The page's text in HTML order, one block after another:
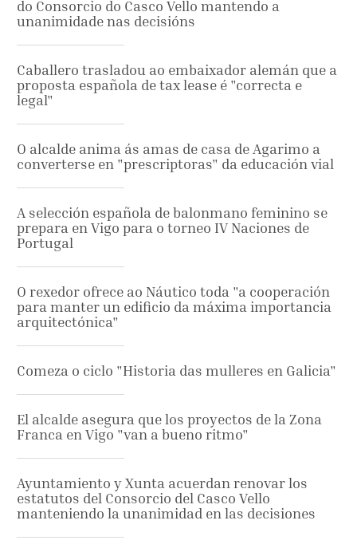
do Consorcio do Casco Vello mantendo a
unanimidade nas decisións
Caballero trasladou ao embaixador alemán que a
proposta española de tax lease é "correcta e
legal"
O alcalde anima ás amas de casa de Agarimo a
converterse en "prescriptoras" da educación vial
A selección española de balonmano feminino se
prepara en Vigo para o torneo IV Naciones de
Portugal
O rexedor ofrece ao Náutico toda "a cooperación
para manter un edificio da máxima importancia
arquitectónica"
Comeza o ciclo "Historia das mulleres en Galicia"
El alcalde asegura que los proyectos de la Zona
Franca en Vigo "van a bueno ritmo"
Ayuntamiento y Xunta acuerdan renovar los
estatutos del Consorcio del Casco Vello
manteniendo la unanimidad en las decisiones